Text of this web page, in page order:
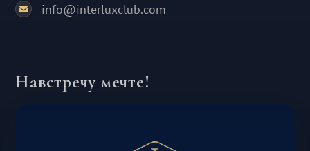
info@interluxclub.com
Навстречу мечте!